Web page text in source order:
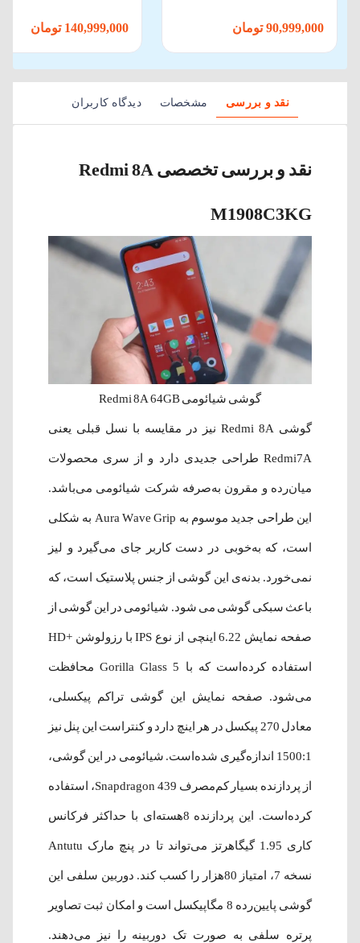
نقد و بررسی مشخصات دیدگاه کاربران
نقد و بررسی تخصصی Redmi 8A
M1908C3KG
گوشی شیائومی Redmi 8A 64GB
گوشی Redmi 8A نیز در مقایسه با نسل قبلی یعنی
Redmi7A طراحی جدیدی دارد و از سری محصولات
میان‌رده و مقرون به‌صرفه شرکت شیائومی می‌باشد.
این طراحی جدید موسوم به Aura Wave Grip به شکلی
است، که به‌خوبی در دست کاربر جای می‌گیرد و لیز
نمی‌خورد. بدنه‌ی این گوشی از جنس پلاستیک است، که
باعث سبکی گوشی می شود. شیائومی در این گوشی از
صفحه نمایش 6.22 اینچی از نوع IPS با رزولوشن +HD
استفاده کرده‌است که با Gorilla Glass 5 محافظت
می‌شود. صفحه نمایش این گوشی تراکم پیکسلی،
معادل 270 پیکسل در هر اینچ دارد و کنتراست این پنل نیز
1500:1 اندازه‌گیری شده‌است. شیائومی در این گوشی،
از پردازنده بسیار کم‌مصرف Snapdragon 439، استفاده
کرده‌است. این پردازنده 8هسته‌ای با حداکثر فرکانس
کاری 1.95 گیگاهرتز می‌تواند تا در پنچ مارک Antutu
نسخه 7، امتیاز 80هزار را کسب کند. دوربین سلفی این
گوشی پایین‌رده 8 مگاپیکسل است و امکان ثبت تصاویر
پرتره سلفی به صورت تک دوربینه را نیز می‌دهند.